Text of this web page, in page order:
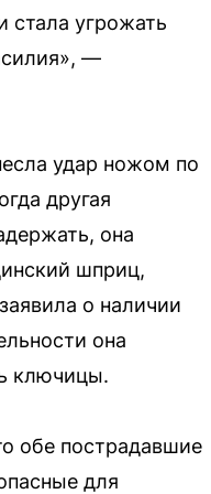
стала угрожать
—
удар ножом по
другая
она
шприц,
о наличии
она
ключицы.
обе пострадавшие
для